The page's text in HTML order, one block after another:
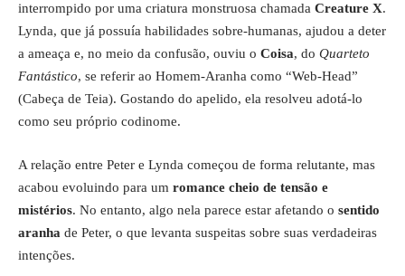
interrompido por uma criatura monstruosa chamada Creature X.
Lynda, que já possuía habilidades sobre-humanas, ajudou a deter
a ameaça e, no meio da confusão, ouviu o Coisa, do Quarteto
Fantástico, se referir ao Homem-Aranha como “Web-Head”
(Cabeça de Teia). Gostando do apelido, ela resolveu adotá-lo
como seu próprio codinome.
A relação entre Peter e Lynda começou de forma relutante, mas
acabou evoluindo para um romance cheio de tensão e
mistérios. No entanto, algo nela parece estar afetando o sentido
aranha de Peter, o que levanta suspeitas sobre suas verdadeiras
intenções.